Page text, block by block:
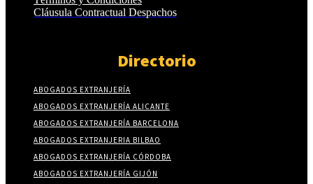
Cláusula Contractual Despachos
Directorio
ABOGADOS EXTRANJERÍA
ABOGADOS EXTRANJERÍA ALICANTE
ABOGADOS EXTRANJERÍA BARCELONA
ABOGADOS EXTRANJERIA BILBAO
ABOGADOS EXTRANJERÍA CÓRDOBA
ABOGADOS EXTRANJERÍA GIJÓN